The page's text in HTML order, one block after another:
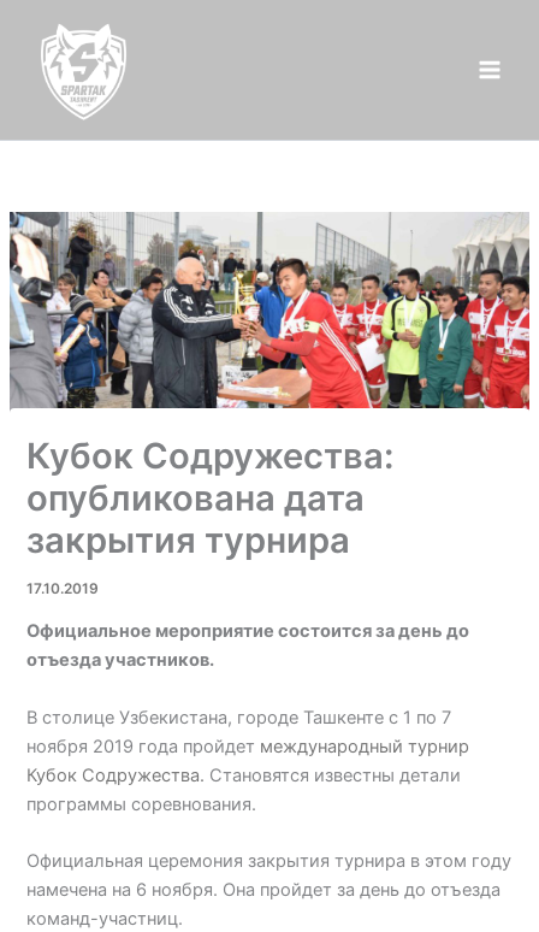
содержимому
Кубок Содружества:
опубликована дата
закрытия турнира
17.10.2019
Официальное мероприятие состоится за день до
отъезда участников.
В столице Узбекистана, городе Ташкенте с 1 по 7
ноября 2019 года пройдет международный турнир
Кубок Содружества. Становятся известны детали
программы соревнования.
Официальная церемония закрытия турнира в этом году
намечена на 6 ноября. Она пройдет за день до отъезда
команд-участниц.